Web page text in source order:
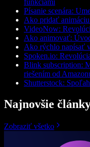
funkciami
Písanie scenára:
Ako pridať
VideoNow:
Ako animovať:
Ako rýchlo napísať
Spoken.io:
Blink subscription:
riešením od
Shutterstock:
Najnovšie
Zobraziť všetko